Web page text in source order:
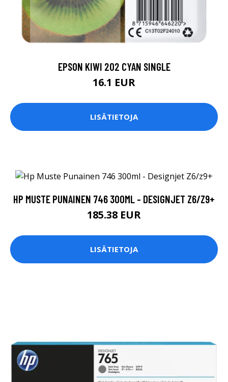
EPSON KIWI 202 CYAN SINGLE
16.1 EUR
LISÄTIETOJA
HP MUSTE PUNAINEN 746 300ML - DESIGNJET Z6/Z9+
185.38 EUR
LISÄTIETOJA